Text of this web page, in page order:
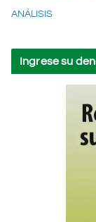
ANÁLISIS
Ingrese su